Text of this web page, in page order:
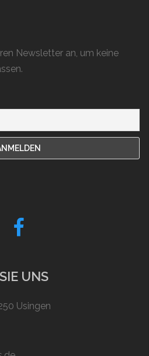
Newsletter an, um keine
Fb
UNS
Usingen